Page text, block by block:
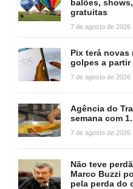
balões,
gratuitas
7 de agosto de 2026
Pix terá novas
golpes a partir
7 de agosto de 2026
Agência do
semana com
7 de agosto de 2026
Não teve
Marco Buzzi
pela perda do